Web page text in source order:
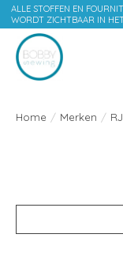
ALLE STOFFEN EN
WORDT ZICHTBAAR IN
Home / Merken /